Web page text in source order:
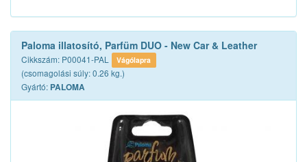
Paloma illatosító, Parfüm DUO - New Car & Leather
Cikkszám: P00041-PAL Vágólapra
(csomagolási súly: 0.26 kg.)
Gyártó: PALOMA